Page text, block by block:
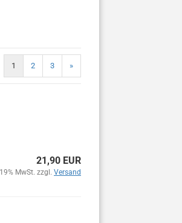
1 2 3 »
21,90 EUR
MwSt. zzgl. Versand